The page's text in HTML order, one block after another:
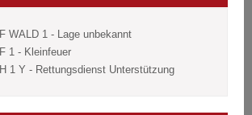
F WALD 1 - Lage unbekannt
F 1 - Kleinfeuer
H 1 Y - Rettungsdienst Unterstützung